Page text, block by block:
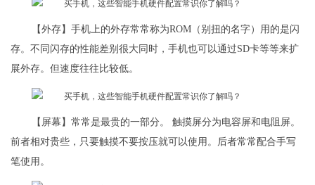
【外存】手机上的外存常常称为ROM（别扭的名字）用的是闪
存。不同闪存的性能差别很大同时，手机也可以通过SD卡等等来扩
展外存。但速度往往比较低。
【屏幕】常常是最贵的一部分。 触摸屏分为电容屏和电阻屏。
前者相对贵些，只要触摸不要按压就可以使用。后者常常配合手写
笔使用。